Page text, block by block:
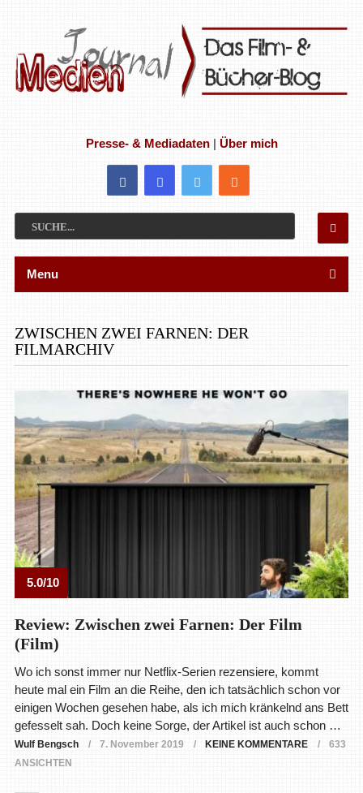
Presse- & Mediadaten| Über mich
Menu
ZWISCHEN ZWEI FARNEN: DER
FILMARCHIV
5.0/10
Review: Zwischen zwei Farnen: Der Film
(Film)
Wo ich sonst immer nur Netflix-Serien rezensiere, kommt
heute mal ein Film an die Reihe, den ich tatsächlich schon vor
einigen Wochen gesehen habe, als ich mich kränkelnd ans Bett
gefesselt sah. Doch keine Sorge, der Artikel ist auch schon …
Wulf Bengsch 7. November 2019 KEINE KOMMENTARE
633
ANSICHTEN